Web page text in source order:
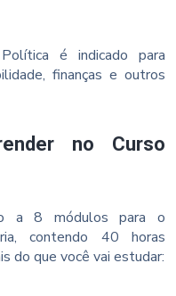
é indicado para
finanças e outros
no Curso
a 8 módulos para o
contendo 40 horas
do que você vai estudar: